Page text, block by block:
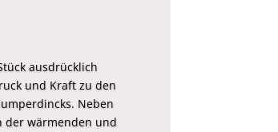
ausdrücklich
und Kraft zu den
Neben
der wärmenden und